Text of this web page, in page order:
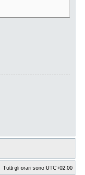
Tutti gli orari sono UTC+02:00